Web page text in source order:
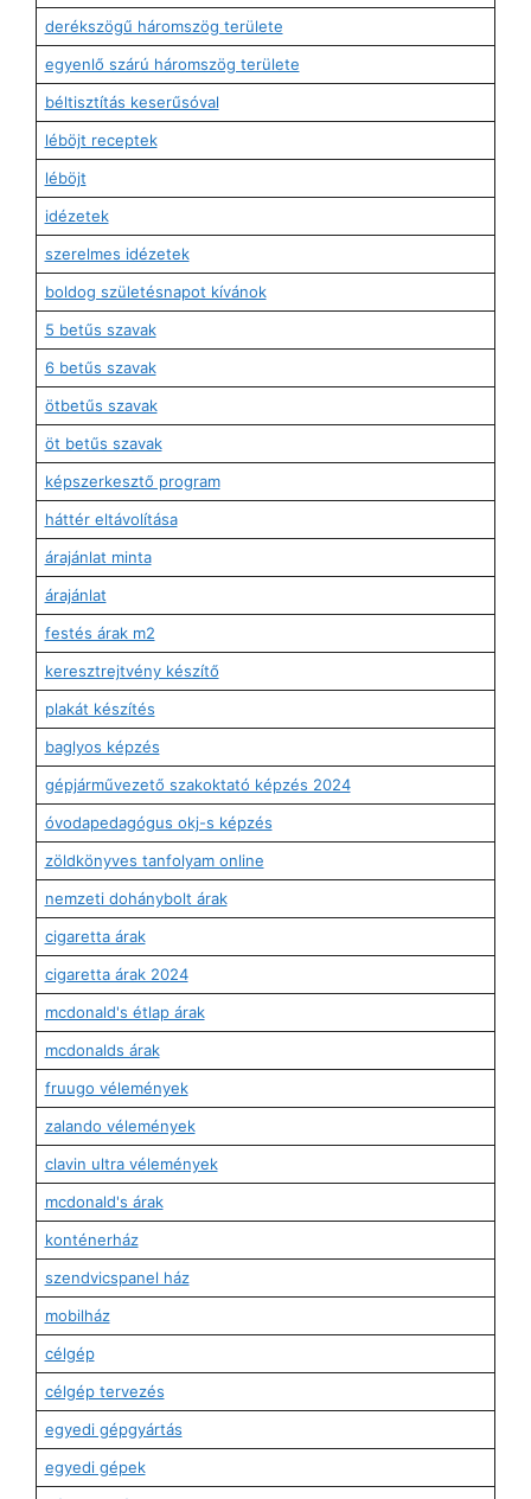
derékszögű háromszög területe
egyenlő szárú háromszög területe
béltisztítás keserűsóval
léböjt receptek
léböjt
idézetek
szerelmes idézetek
boldog születésnapot kívánok
5 betűs szavak
6 betűs szavak
ötbetűs szavak
öt betűs szavak
képszerkesztő program
háttér eltávolítása
árajánlat minta
árajánlat
festés árak m2
keresztrejtvény készítő
plakát készítés
baglyos képzés
gépjárművezető szakoktató képzés 2024
óvodapedagógus okj-s képzés
zöldkönyves tanfolyam online
nemzeti dohánybolt árak
cigaretta árak
cigaretta árak 2024
mcdonald's étlap árak
mcdonalds árak
fruugo vélemények
zalando vélemények
clavin ultra vélemények
mcdonald's árak
konténerház
szendvicspanel ház
mobilház
célgép
célgép tervezés
egyedi gépgyártás
egyedi gépek